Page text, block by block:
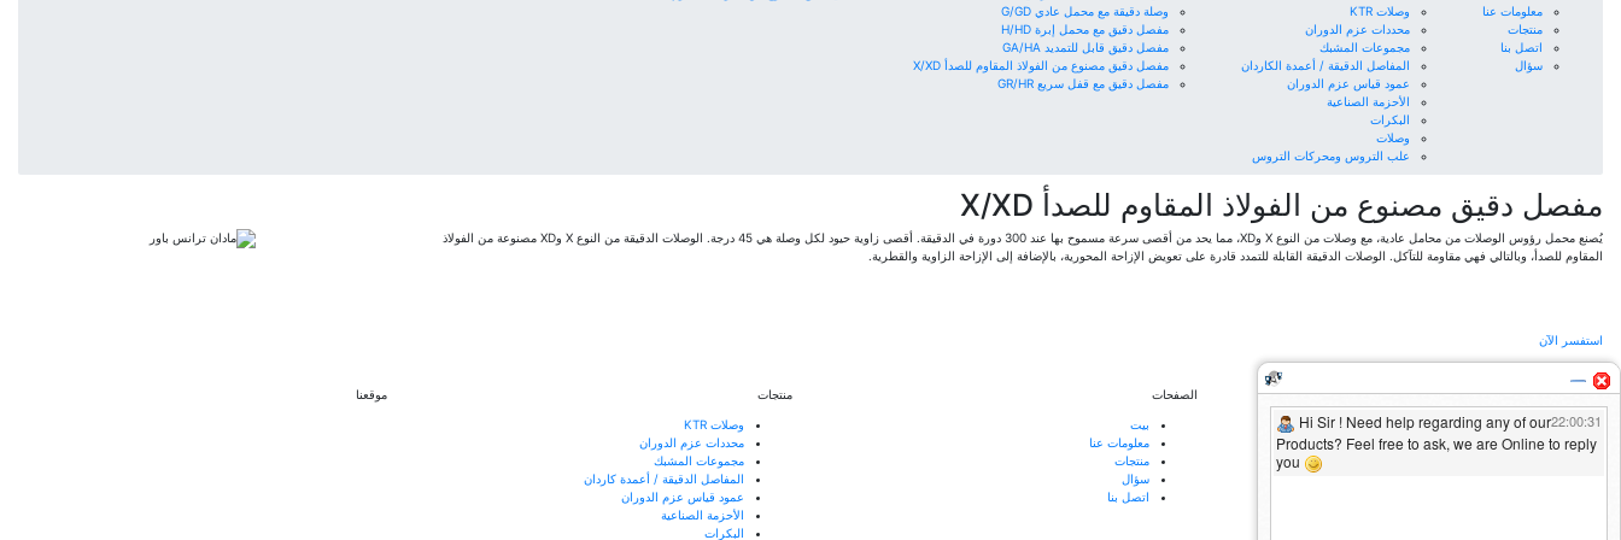
معلومات عنا
منتجات
اتصل بنا
سؤال
وصلات KTR
محددات عزم الدوران
مجموعات المشبك
المفاصل الدقيقة / أعمدة الكاردان
عمود قياس عزم الدوران
الأحزمة الصناعية
البكرات
وصلات
علب التروس ومحركات التروس
وصلة دقيقة مع محمل عادي G/GD
مفصل دقيق مع محمل إبرة H/HD
مفصل دقيق قابل للتمديد GA/HA
مفصل دقيق مصنوع من الفولاذ المقاوم للصدأ X/XD
مفصل دقيق مع قفل سريع GR/HR
مفصل دقيق مصنوع من الفولاذ المقاوم للصدأ X/XD
يُصنع محمل رؤوس الوصلات من محامل عادية، مع وصلات من النوع X وXD، مما يحد من أقصى سرعة مسموح بها عند 300 دورة في الدقيقة. أقصى زاوية حيود لكل وصلة هي 45 درجة. الوصلات الدقيقة من النوع X وXD مصنوعة من الفولاذ
المقاوم للصدأ، وبالتالي فهي مقاومة للتآكل. الوصلات الدقيقة القابلة للتمدد قادرة على تعويض الإزاحة المحورية، بالإضافة إلى الإزاحة الزاوية والقطرية.
استفسر الآن
بيانات الاتصال
B-709، Neelkanth Business Park، بالقرب من محطة
السكة الحديد، Vidyavihar (W)، مومباي - 400086
الصفحات
بيت
معلومات عنا
منتجات
سؤال
اتصل بنا
منتجات
وصلات KTR
محددات عزم الدوران
مجموعات المشبك
المفاصل الدقيقة / أعمدة كاردان
عمود قياس عزم الدوران
الأحزمة الصناعية
البكرات
موقعنا